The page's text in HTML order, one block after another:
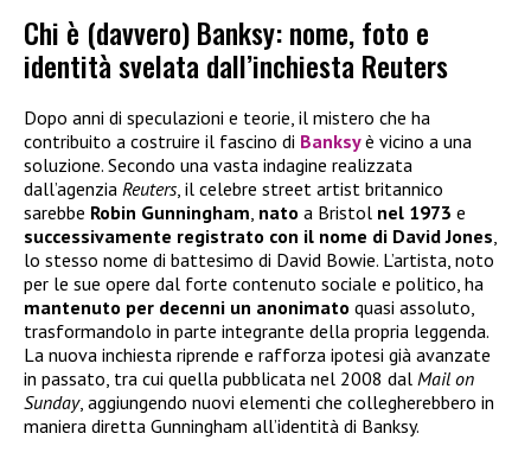
Chi è (davvero) Banksy: nome, foto e
identità svelata dall’inchiesta Reuters
Dopo anni di speculazioni e teorie, il mistero che ha
contribuito a costruire il fascino di Banksyè vicino a una
soluzione. Secondo una vasta indagine realizzata
dall’agenzia Reuters, il celebre street artist britannico
sarebbe Robin Gunningham, nato a Bristol nel 1973 e
successivamente registrato con il nome di David Jones,
lo stesso nome di battesimo di David Bowie. L’artista, noto
per le sue opere dal forte contenuto sociale e politico, ha
mantenuto per decenni un anonimato quasi assoluto,
trasformandolo in parte integrante della propria leggenda.
La nuova inchiesta riprende e rafforza ipotesi già avanzate
in passato, tra cui quella pubblicata nel 2008 dal Mail on
Sunday, aggiungendo nuovi elementi che collegherebbero in
maniera diretta Gunningham all’identità di Banksy.